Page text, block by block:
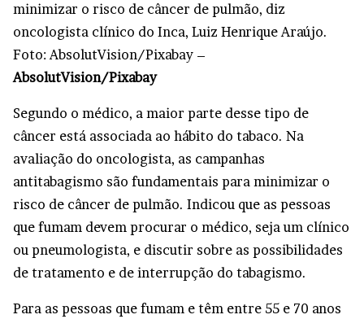
minimizar o risco de câncer de pulmão, diz
oncologista clínico do Inca, Luiz Henrique Araújo.
Foto: AbsolutVision/Pixabay –
AbsolutVision/Pixabay
Segundo o médico, a maior parte desse tipo de
câncer está associada ao hábito do tabaco. Na
avaliação do oncologista, as campanhas
antitabagismo são fundamentais para minimizar o
risco de câncer de pulmão. Indicou que as pessoas
que fumam devem procurar o médico, seja um clínico
ou pneumologista, e discutir sobre as possibilidades
de tratamento e de interrupção do tabagismo.
Para as pessoas que fumam e têm entre 55 e 70 anos